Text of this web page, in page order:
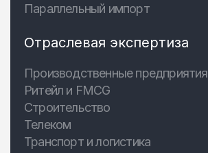
Параллельный импорт
Отраслевая экспертиза
Производственные предприятия
Ритейл и FMCG
Строительство
Телеком
Транспорт и логистика